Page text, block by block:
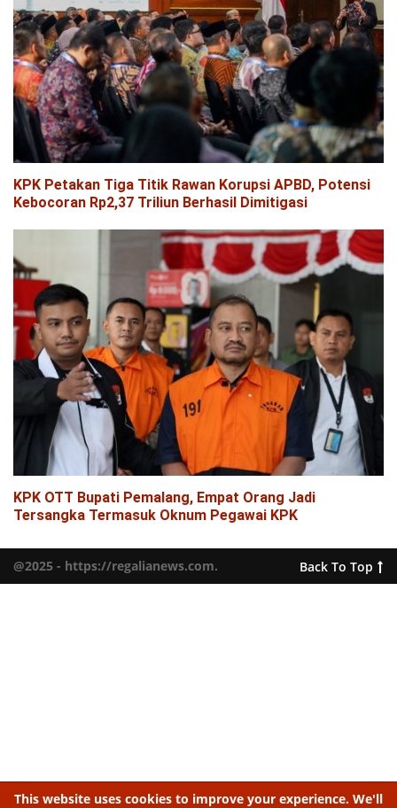
KPK Petakan Tiga Titik Rawan Korupsi APBD, Potensi
Kebocoran Rp2,37 Triliun Berhasil Dimitigasi
KPK OTT Bupati Pemalang, Empat Orang Jadi
Tersangka Termasuk Oknum Pegawai KPK
@2025 - https://regalianews.com. Back To Top
This website uses cookies to improve your experience. We'll